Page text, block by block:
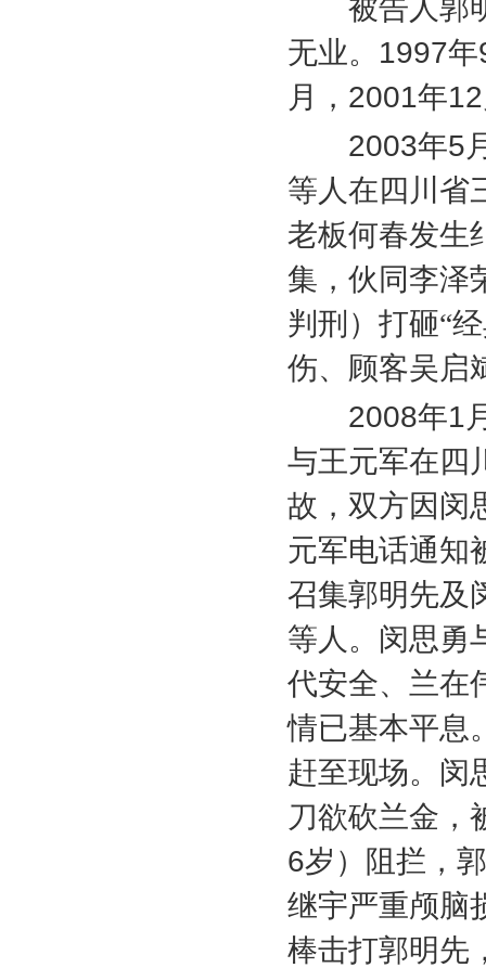
被告人郭明
无业。 1997年
月， 2001年12
2003年5
等人在四川省
老板何春发生
集，伙同李泽
判刑）打砸“
伤、顾客吴启
2008年1
与王元军在四
故，双方因闵
元军电话通知
召集郭明先及
等人。闵思勇
代安全、兰在
情已基本平息
赶至现场。闵
刀欲砍兰金，
6岁）阻拦，
继宇严重颅脑
棒击打郭明先